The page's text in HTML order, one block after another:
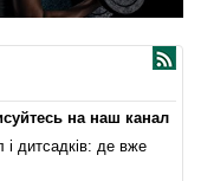
на наш канал
і дитсадків: де вже